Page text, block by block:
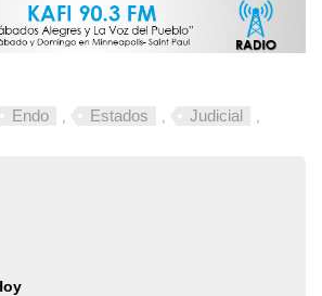
Endo Estados Judicial